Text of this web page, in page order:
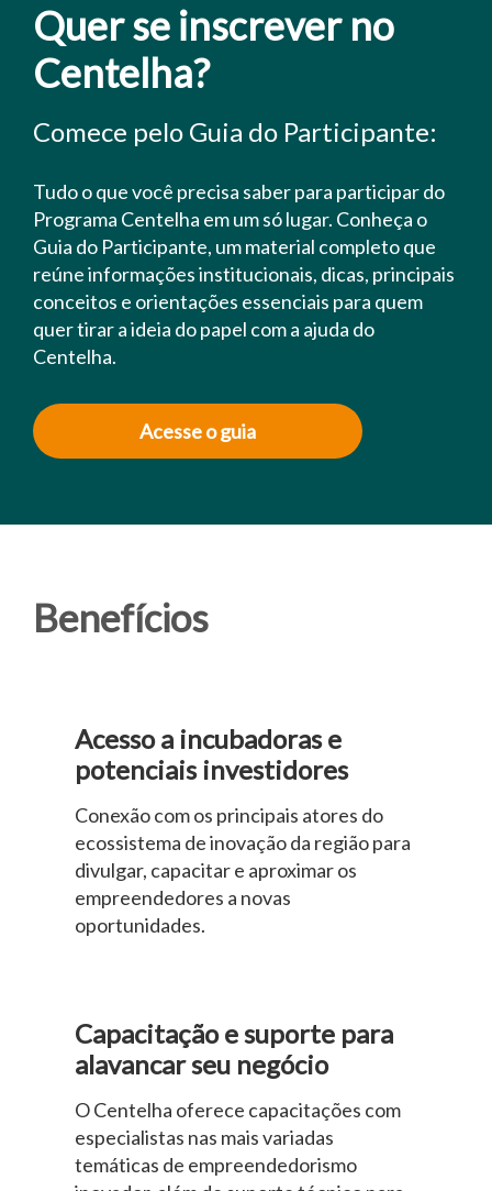
Quer se inscrever no
Centelha?
Comece pelo Guia do Participante:
Tudo o que você precisa saber para participar do
Programa Centelha em um só lugar. Conheça o
Guia do Participante, um material completo que
reúne informações institucionais, dicas, principais
conceitos e orientações essenciais para quem
quer tirar a ideia do papel com a ajuda do
Centelha.
Acesse o guia
Benefícios
Acesso a incubadoras e
potenciais investidores
Conexão com os principais atores do
ecossistema de inovação da região para
divulgar, capacitar e aproximar os
empreendedores a novas
oportunidades.
Capacitação e suporte para
alavancar seu negócio
O Centelha oferece capacitações com
especialistas nas mais variadas
temáticas de empreendedorismo